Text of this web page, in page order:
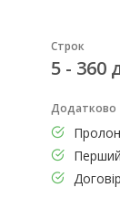
Строк
5 - 360
Додатково
Перший